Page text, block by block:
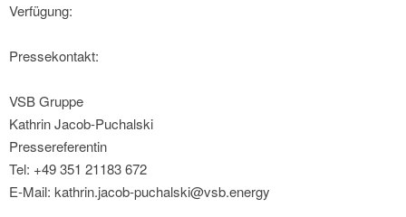
Verfügung:
Pressekontakt:
VSB Gruppe
Kathrin Jacob-Puchalski
Pressereferentin
Tel: +49 351 21183 672
E-Mail: kathrin.jacob-puchalski@vsb.energy